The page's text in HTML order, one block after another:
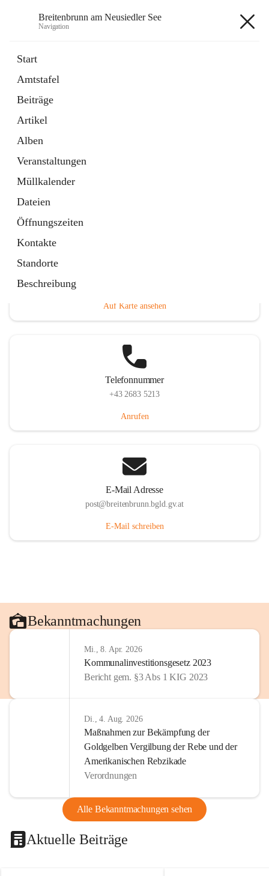
Breitenbrunn am Neusiedler See
Navigation
Start
Amtstafel
Beiträge
Artikel
Alben
Veranstaltungen
Müllkalender
Dateien
Öffnungszeiten
Kontakte
Standorte
Beschreibung
18 Schnellzugriffe
Gemeindeservice
Auf Karte ansehen
Telefonnummer
+43 2683 5213
Anrufen
E-Mail Adresse
post@breitenbrunn.bgld.gv.at
E-Mail schreiben
Bekanntmachungen
Mi., 8. Apr. 2026
Kommunalinvestitionsgesetz 2023
Bericht gem. §3 Abs 1 KIG 2023
Di., 4. Aug. 2026
Maßnahmen zur Bekämpfung der
Goldgelben Vergilbung der Rebe und der
Amerikanischen Rebzikade
Verordnungen
Alle Bekanntmachungen sehen
Aktuelle Beiträge